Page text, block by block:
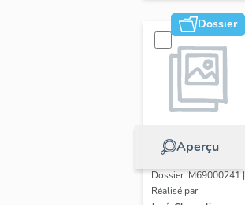
Dossier
Aperçu
Dossier IM69000241 |
Réalisé par